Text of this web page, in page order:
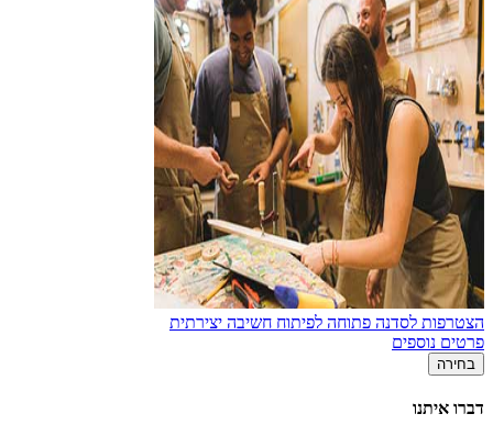
הצטרפות לסדנה פתוחה לפיתוח חשיבה יצירתית
פרטים נוספים
בחירה
דברו איתנו